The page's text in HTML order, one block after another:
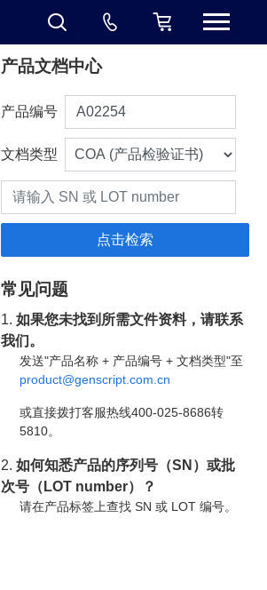
产品文档中心
产品编号
文档类型
常见问题
1.如果您未找到所需文件资料，请联系
我们。
发送"产品名称 + 产品编号 + 文档类型"至
product@genscript.com.cn
或直接拨打客服热线400-025-8686转
5810。
2.如何知悉产品的序列号（SN）或批
次号（LOT number）？
请在产品标签上查找 SN 或 LOT 编号。